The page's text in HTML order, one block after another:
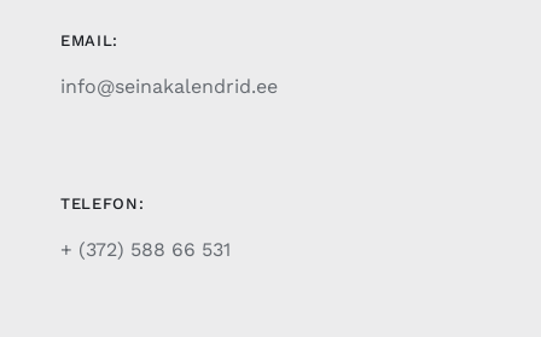
EMAIL:
info@seinakalendrid.ee
TELEFON:
+ (372) 588 66 531